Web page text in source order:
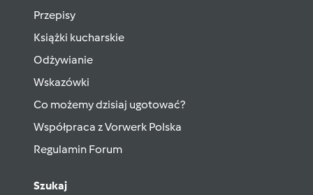
Przepisy
Książki kucharskie
Odżywianie
Wskazówki
Co możemy dzisiaj ugotować?
Współpraca z Vorwerk Polska
Regulamin Forum
Szukaj